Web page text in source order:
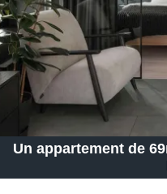
Un appartement de